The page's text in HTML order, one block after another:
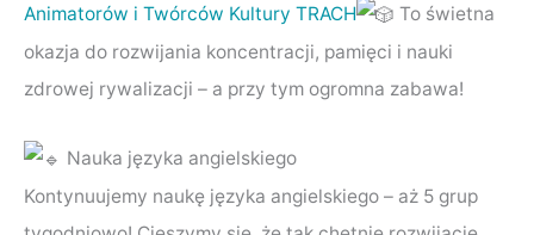
Animatorów i Twórców Kultury TRACH
To świetna
okazja do rozwijania koncentracji, pamięci i nauki
zdrowej rywalizacji – a przy tym ogromna zabawa!
Nauka języka angielskiego
Kontynuujemy naukę języka angielskiego – aż 5 grup